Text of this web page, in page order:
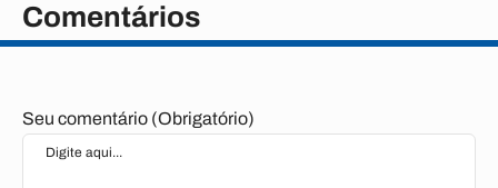
Comentários
Seu comentário (Obrigatório)